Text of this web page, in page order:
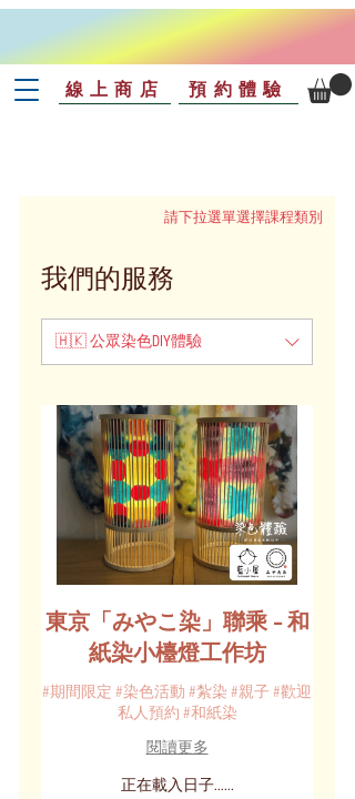
線上商店 預約體驗
我們的服務
🇭🇰 公眾染色DIY體驗
東京「みやこ染」聯乘 – 和
紙染小檯燈工作坊
#期間限定 #染色活動 #紮染 #親子 #歡迎
私人預約 #和紙染
閱讀更多
正在載入日子......
​請下拉選單選擇課程類別